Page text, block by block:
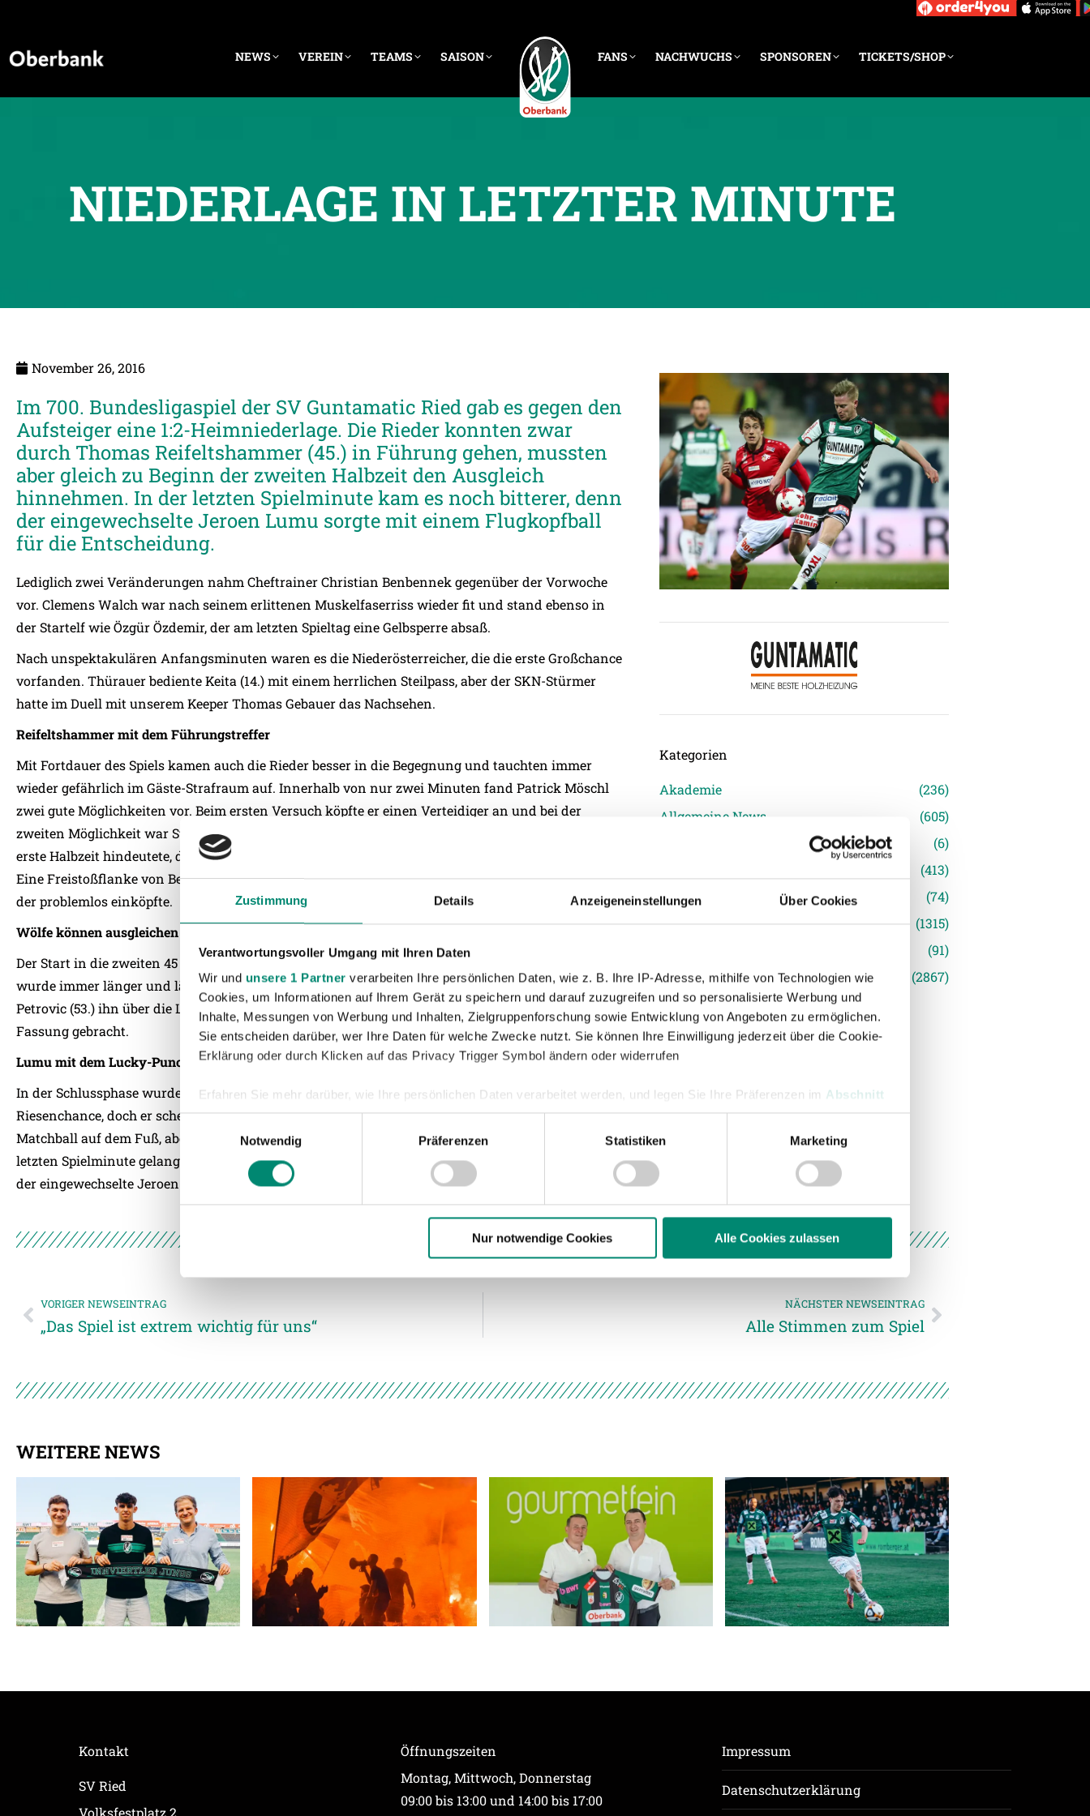
Zustimmung Details Anzeigeneinstellungen Über Cookies
Verantwortungsvoller Umgang mit Ihren Daten
Wir und unsere 1 Partner verarbeiten Ihre persönlichen Daten, wie z. B. Ihre IP-Adresse, mithilfe von Technologien wie
Cookies, um Informationen auf Ihrem Gerät zu speichern und darauf zuzugreifen und so personalisierte Werbung und
Inhalte, Messungen von Werbung und Inhalten, Zielgruppenforschung sowie Entwicklung von Angeboten zu ermöglichen.
Sie entscheiden darüber, wer Ihre Daten für welche Zwecke nutzt. Sie können Ihre Einwilligung jederzeit über die Cookie-
Erklärung oder durch Klicken auf das Privacy Trigger Symbol ändern oder widerrufen
Erfahren Sie mehr darüber, wie Ihre persönlichen Daten verarbeitet werden, und legen Sie Ihre Präferenzen im Abschnitt
Einzelheitenfest.
und die Zugriffe auf unsere Website zu analysieren. Außerdem geben wir Informationen zu Ihrer Verwendung unserer
Weitere Details, insbesondere zu Speicherdauer und Empfänger entnehmen Sie unserer
Einwilligungsauswahl
Notwendig
Präferenzen Statistiken Marketing
Nur notwendige Cookies Alle Cookies zulassen
NEWS VEREIN TEAMS SAISON FANS NACHWUCHS SPONSOREN TICKETS/SHOP
NIEDERLAGE IN LETZTER MINUTE
November 26, 2016
Im 700. Bundesligaspiel der SV Guntamatic Ried gab es gegen den
Aufsteiger eine 1:2-Heimniederlage. Die Rieder konnten zwar
durch Thomas Reifeltshammer (45.) in Führung gehen, mussten
aber gleich zu Beginn der zweiten Halbzeit den Ausgleich
hinnehmen. In der letzten Spielminute kam es noch bitterer, denn
der eingewechselte Jeroen Lumu sorgte mit einem Flugkopfball
für die Entscheidung.
Lediglich zwei Veränderungen nahm Cheftrainer Christian Benbennek gegenüber der Vorwoche
vor. Clemens Walch war nach seinem erlittenen Muskelfaserriss wieder fit und stand ebenso in
der Startelf wie Özgür Özdemir, der am letzten Spieltag eine Gelbsperre absaß.
Nach unspektakulären Anfangsminuten waren es die Niederösterreicher, die die erste Großchance
vorfanden. Thürauer bediente Keita (14.) mit einem herrlichen Steilpass, aber der SKN-Stürmer
hatte im Duell mit unserem Keeper Thomas Gebauer das Nachsehen.
Reifeltshammer mit dem Führungstreffer
Mit Fortdauer des Spiels kamen auch die Rieder besser in die Begegnung und tauchten immer
wieder gefährlich im Gäste-Strafraum auf. Innerhalb von nur zwei Minuten fand Patrick Möschl
zwei gute Möglichkeiten vor. Beim ersten Versuch köpfte er einen Verteidiger an und bei der
zweiten Möglichkeit war St. Pöltens Schlussmann Vollnhofer zur Stelle. Als alles auf eine torlose
erste Halbzeit hindeutete, durften die Ried-Fans noch den Führungstreffer der Wikinger bejubeln:
Eine Freistoßflanke von Bergmann fand den völlig freistehenden Thomas Reifeltshammer (45.),
der problemlos einköpfte.
Wölfe können ausgleichen
Der Start in die zweiten 45 Minuten verlief alles andere als gut. Eine Flanke von der rechten Seite
wurde immer länger und länger, so dass Gebauer den Ball nicht erreichen konnte und Daniel
Petrovic (53.) ihn über die Linie drückte. Der Ausgleichstreffer hat die Wikinger deutlich aus der
Fassung gebracht.
Lumu mit dem Lucky-Punch
In der Schlussphase wurde das Spiel noch einmal spannend. Zuerst hatte Orhan Ademi (80.) die
Riesenchance, doch er scheiterte an Vollnhofer. Und auf der Gegenseite hatte Thürauer den
Matchball auf dem Fuß, aber sein Schuss ging zum Glück der Rieder am langen Eck vorbei. In der
letzten Spielminute gelang den Gästen der Lucky-Punch. Nach einem langen Ball von Martic traf
der eingewechselte Jeroen Lumu per Flugkopfball zum 1:2-Endstand.
Kategorien
Akademie
(236)
Allgemeine News
(605)
(6)
(413)
Nachwuchs
(74)
Profis
(1315)
(91)
Unkategorisiert
(2867)
VORIGER NEWSEINTRAG
„Das Spiel ist extrem wichtig für uns“
NÄCHSTER NEWSEINTRAG
Alle Stimmen zum Spiel
WEITERE NEWS
Kontakt
SV Ried
Volksfestplatz 2
Öffnungszeiten
Montag, Mittwoch, Donnerstag
09:00 bis 13:00 und 14:00 bis 17:00
Impressum
Datenschutzerklärung